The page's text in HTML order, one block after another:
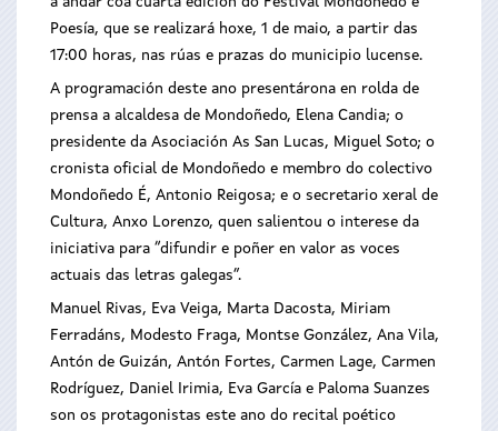
Poesía, que se realizará hoxe, 1 de maio, a partir das
17:00 horas, nas rúas e prazas do municipio lucense.
A programación deste ano presentárona en rolda de
prensa a alcaldesa de Mondoñedo, Elena Candia; o
presidente da Asociación As San Lucas, Miguel Soto; o
cronista oficial de Mondoñedo e membro do colectivo
Mondoñedo É, Antonio Reigosa; e o secretario xeral de
Cultura, Anxo Lorenzo, quen salientou o interese da
iniciativa para “difundir e poñer en valor as voces
actuais das letras galegas”.
Manuel Rivas, Eva Veiga, Marta Dacosta, Miriam
Ferradáns, Modesto Fraga, Montse González, Ana Vila,
Antón de Guizán, Antón Fortes, Carmen Lage, Carmen
Rodríguez, Daniel Irimia, Eva García e Paloma Suanzes
son os protagonistas este ano do recital poético